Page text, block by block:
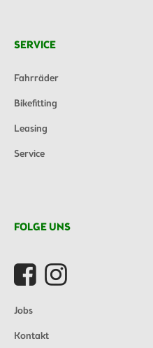
SERVICE
Fahrräder
Bikefitting
Leasing
Service
FOLGE UNS
Jobs
Kontakt